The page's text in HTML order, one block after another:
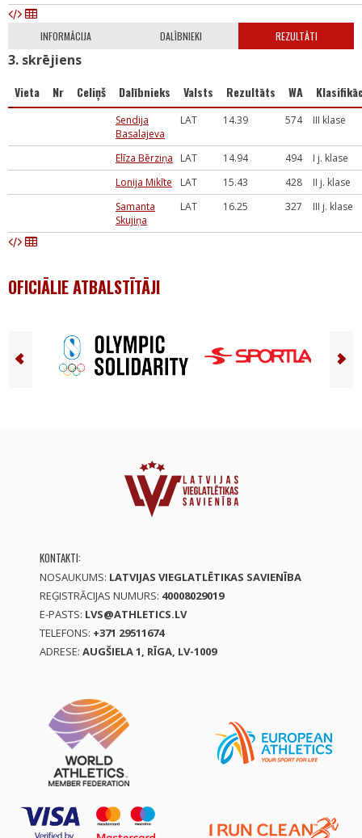
INFORMĀCIJA DALĪBNIEKI REZULTĀTI
3. skrējiens
Vieta Nr Celiņš Dalībnieks Valsts Rezultāts WA
Sendija
Basalajeva
LAT 14.39 574 III klase
Elīza Bērziņa LAT 14.94 494
I j. klase
Lonija Mikīte
LAT 15.43 428
II j. klase
Samanta
Skujiņa
LAT 16.25 327 III j. klase
OFICIĀLIE ATBALSTĪTĀJI
KONTAKTI:
NOSAUKUMS: LATVIJAS VIEGLATLĒTIKAS SAVIENĪBA
REĢISTRĀCIJAS NUMURS: 40008029019
E-PASTS: LVS@ATHLETICS.LV
TELEFONS: +371 29511674
ADRESE: AUGŠIELA 1, RĪGA, LV-1009